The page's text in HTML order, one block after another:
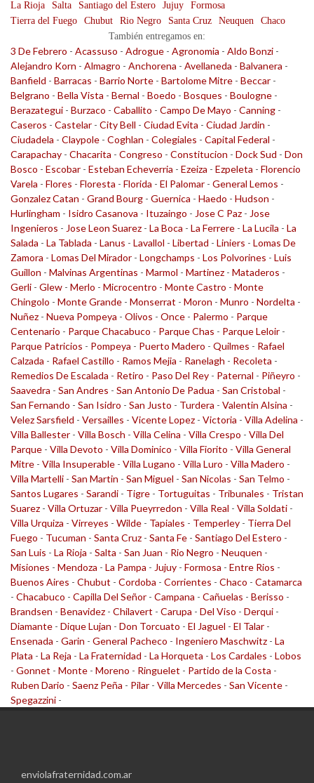
La Rioja Salta Santiago del Estero Jujuy
Formosa
Tierra del Fuego
Chubut Rio Negro Santa Cruz Neuquen
Chaco
También entregamos en:
3 De Febrero - Acassuso - Adrogue - Agronomia - Aldo Bonzi -
Alejandro Korn - Almagro - Anchorena - Avellaneda - Balvanera -
Banfield - Barracas - Barrio Norte - Bartolome Mitre - Beccar -
Belgrano - Bella Vista - Bernal - Boedo - Bosques - Boulogne -
Berazategui - Burzaco - Caballito - Campo De Mayo - Canning -
Caseros - Castelar - City Bell - Ciudad Evita - Ciudad Jardin -
Ciudadela - Claypole - Coghlan - Colegiales - Capital Federal -
Carapachay - Chacarita - Congreso - Constitucion - Dock Sud - Don
Bosco - Escobar - Esteban Echeverria - Ezeiza - Ezpeleta - Florencio
Varela - Flores - Floresta - Florida - El Palomar - General Lemos -
Gonzalez Catan - Grand Bourg - Guernica - Haedo - Hudson -
Hurlingham - Isidro Casanova - Ituzaingo - Jose C Paz - Jose
Ingenieros - Jose Leon Suarez - La Boca - La Ferrere - La Lucila - La
Salada - La Tablada - Lanus - Lavallol - Libertad - Liniers - Lomas De
Zamora - Lomas Del Mirador - Longchamps - Los Polvorines - Luis
Guillon - Malvinas Argentinas - Marmol - Martinez - Mataderos -
Gerli - Glew - Merlo - Microcentro - Monte Castro - Monte
Chingolo - Monte Grande - Monserrat - Moron - Munro - Nordelta -
Nuñez - Nueva Pompeya - Olivos - Once - Palermo - Parque
Centenario - Parque Chacabuco - Parque Chas - Parque Leloir -
Parque Patricios - Pompeya - Puerto Madero - Quilmes - Rafael
Calzada - Rafael Castillo - Ramos Mejia - Ranelagh - Recoleta -
Remedios De Escalada - Retiro - Paso Del Rey - Paternal - Piñeyro -
Saavedra - San Andres - San Antonio De Padua - San Cristobal -
San Fernando - San Isidro - San Justo - Turdera - Valentin Alsina -
Velez Sarsfield - Versailles - Vicente Lopez - Victoria - Villa Adelina -
Villa Ballester - Villa Bosch - Villa Celina - Villa Crespo - Villa Del
Parque - Villa Devoto - Villa Dominico - Villa Fiorito - Villa General
Mitre - Villa Insuperable - Villa Lugano - Villa Luro - Villa Madero -
Villa Martelli - San Martin - San Miguel - San Nicolas - San Telmo -
Santos Lugares - Sarandi - Tigre - Tortuguitas - Tribunales - Tristan
Suarez - Villa Ortuzar - Villa Pueyrredon - Villa Real - Villa Soldati -
Villa Urquiza - Virreyes - Wilde - Tapiales - Temperley - Tierra Del
Fuego - Tucuman - Santa Cruz - Santa Fe - Santiago Del Estero -
San Luis - La Rioja - Salta - San Juan - Rio Negro - Neuquen -
Misiones - Mendoza - La Pampa - Jujuy - Formosa - Entre Rios -
Buenos Aires - Chubut - Cordoba - Corrientes - Chaco - Catamarca
- Chacabuco - Capilla Del Señor - Campana - Cañuelas - Berisso -
Brandsen - Benavidez - Chilavert - Carupa - Del Viso - Derqui -
Diamante - Dique Lujan - Don Torcuato - El Jaguel - El Talar -
Ensenada - Garin - General Pacheco - Ingeniero Maschwitz - La
Plata - La Reja - La Fraternidad - La Horqueta - Los Cardales - Lobos
- Gonnet - Monte - Moreno - Ringuelet - Partido de la Costa -
Ruben Dario - Saenz Peña - Pilar - Villa Mercedes - San Vicente -
Spegazzini -
enviolafraternidad.com.ar